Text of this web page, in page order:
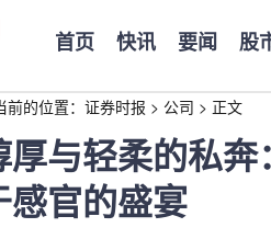
首页 快讯 要闻 股
前的位置： 证券时报 > 公司 > 正文
厚与轻柔的私
感官的盛宴